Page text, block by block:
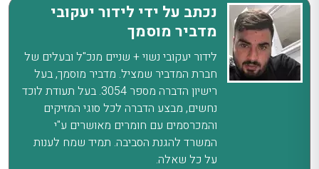
נכתב על ידי לידור יעקובי
מדביר מוסמך
לידור יעקובי נשוי + שניים מנכ"ל ובעלים של
חברת המדביר שמציל. מדביר מוסמך, בעל
רישיון הדברה מספר 3054. בעל תעודת לוכד
נחשים, מבצע הדברה לכל סוגי המזיקים
והמכרסמים עם חומרים מאושרים ע"י
המשרד להגנת הסביבה. תמיד שמח לענות
על כל שאלה.